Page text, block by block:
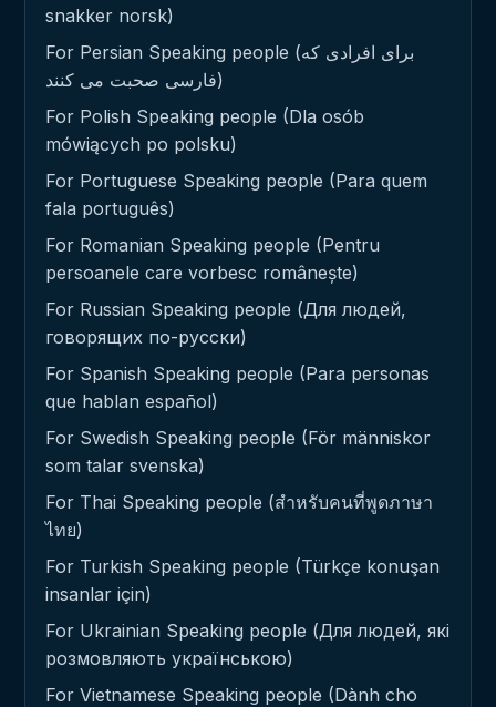
snakker norsk)
For Persian Speaking people (برای افرادی که
فارسی صحبت می کنند)
For Polish Speaking people (Dla osób
mówiących po polsku)
For Portuguese Speaking people (Para quem
fala português)
For Romanian Speaking people (Pentru
persoanele care vorbesc românește)
For Russian Speaking people (Для людей,
говорящих по-русски)
For Spanish Speaking people (Para personas
que hablan español)
For Swedish Speaking people (För människor
som talar svenska)
For Thai Speaking people (สำหรับคนที่พูดภาษา
ไทย)
For Turkish Speaking people (Türkçe konuşan
insanlar için)
For Ukrainian Speaking people (Для людей, які
розмовляють українською)
For Vietnamese Speaking people (Dành cho